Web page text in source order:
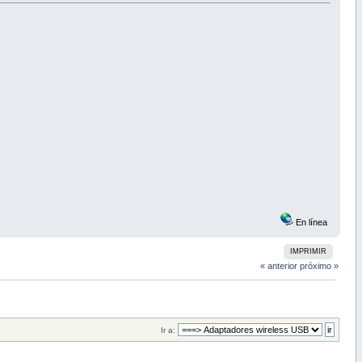
En línea
IMPRIMIR
« anterior próximo »
Ir a: